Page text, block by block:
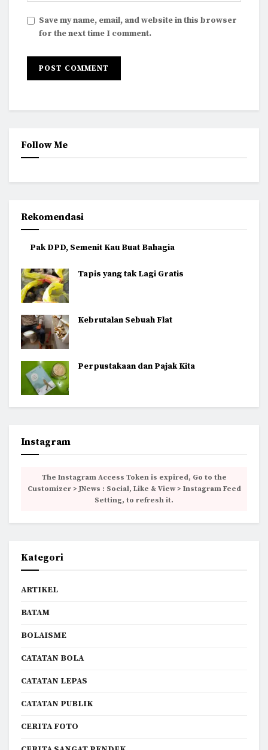
Save my name, email, and website in this browser
for the next time I comment.
Follow Me
Rekomendasi
Pak DPD, Semenit Kau Buat Bahagia
Tapis yang tak Lagi Gratis
Kebrutalan Sebuah Flat
Perpustakaan dan Pajak Kita
Instagram
The Instagram Access Token is expired, Go to the
Customizer > JNews : Social, Like & View > Instagram Feed
Setting, to refresh it.
Kategori
ARTIKEL
BATAM
BOLAISME
CATATAN BOLA
CATATAN LEPAS
CATATAN PUBLIK
CERITA FOTO